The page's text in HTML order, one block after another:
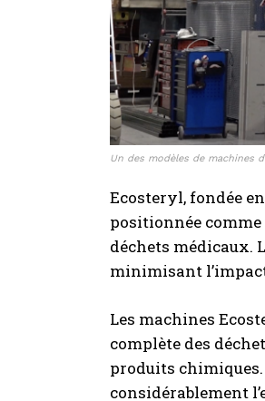
Un des modèles de machines
Ecosteryl, fondée
positionnée
déchets médicaux.
minimisant
Les machines
complète des
produits
considérablement